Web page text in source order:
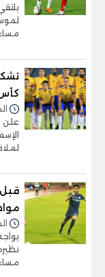
كأس
علن
قبل